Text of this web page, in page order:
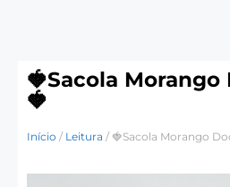
🍓Sacola
🍓
Início / Leitura / 🍓Sacola Morango